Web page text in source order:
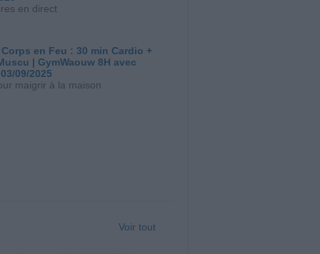
en direct
en Feu : 30 min Cardio +
| GymWaouw 8H avec
09/2025
maigrir à la maison
Voir tout